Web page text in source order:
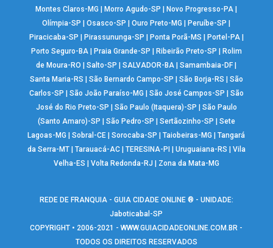
Montes Claros-MG
Morro Agudo-SP Novo Progresso-PA
Olímpia-SP
|Osasco-SP |Ouro Preto-MG Peruíbe-SP
Piracicaba-SP
Pirassununga-SP Ponta Porã-MS Portel-PA|
Porto Seguro-BA| Praia Grande-SP Ribeirão Preto-SP
Rolim
de Moura-RO
|Salto-SP |SALVADOR-BA |Samambaia-DF
Santa Maria-RS
São Bernardo Campo-SP São Borja-RS
São
Carlos-SP
São João Paraíso-MG São José Campos-SP
São
José do Rio Preto-SP
São Paulo (Itaquera)-SP
São Paulo
(Santo Amaro)-SP
São Pedro-SP Sertãozinho-SP
Sete
Lagoas-MG
|Sobral-CE |Sorocaba-SP |Taiobeiras-MG |Tangará
da Serra-MT| Tarauacá-AC| TERESINA-PI Uruguaiana-RS
Vila
Velha-ES
Volta Redonda-RJ Zona da Mata-MG
REDE DE FRANQUIA - GUIA CIDADE ONLINE ® - UNIDADE:
Jaboticabal-SP
COPYRIGHT • 2006-2021 -WWW.GUIACIDADEONLINE.COM.BR -
TODOS OS DIREITOS RESERVADOS